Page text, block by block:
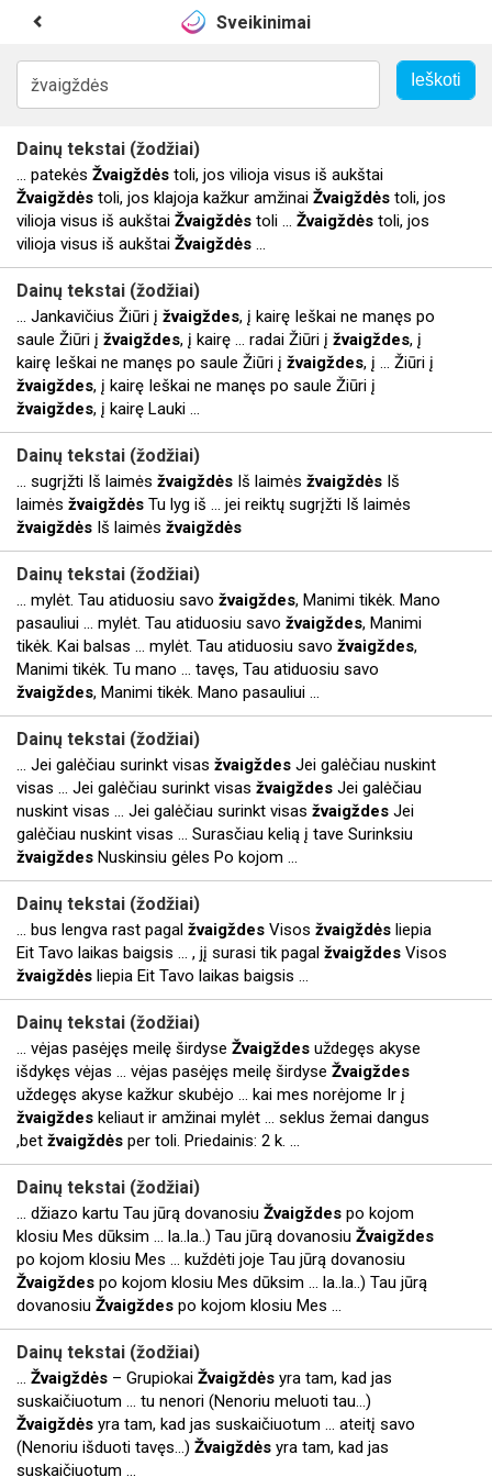
Sveikinimai
Dainų tekstai (žodžiai)
... patekės Žvaigždės toli, jos vilioja visus iš aukštai
Žvaigždės toli, jos klajoja kažkur amžinai Žvaigždės toli, jos
vilioja visus iš aukštai Žvaigždės toli ... Žvaigždės toli, jos
vilioja visus iš aukštai Žvaigždės ...
Dainų tekstai (žodžiai)
... Jankavičius Žiūri į žvaigždes, į kairę Ieškai ne manęs po
saule Žiūri į žvaigždes, į kairę ... radai Žiūri į žvaigždes, į
kairę Ieškai ne manęs po saule Žiūri į žvaigždes, į ... Žiūri į
žvaigždes, į kairę Ieškai ne manęs po saule Žiūri į
žvaigždes, į kairę Lauki ...
Dainų tekstai (žodžiai)
... sugrįžti Iš laimės žvaigždės Iš laimės žvaigždės Iš
laimės žvaigždės Tu lyg iš ... jei reiktų sugrįžti Iš laimės
žvaigždės Iš laimės žvaigždės
Dainų tekstai (žodžiai)
... mylėt. Tau atiduosiu savo žvaigždes, Manimi tikėk. Mano
pasauliui ... mylėt. Tau atiduosiu savo žvaigždes, Manimi
tikėk. Kai balsas ... mylėt. Tau atiduosiu savo žvaigždes,
Manimi tikėk. Tu mano ... tavęs, Tau atiduosiu savo
žvaigždes, Manimi tikėk. Mano pasauliui ...
Dainų tekstai (žodžiai)
... Jei galėčiau surinkt visas žvaigždes Jei galėčiau nuskint
visas ... Jei galėčiau surinkt visas žvaigždes Jei galėčiau
nuskint visas ... Jei galėčiau surinkt visas žvaigždes Jei
galėčiau nuskint visas ... Surasčiau kelią į tave Surinksiu
žvaigždes Nuskinsiu gėles Po kojom ...
Dainų tekstai (žodžiai)
... bus lengva rast pagal žvaigždes Visos žvaigždės liepia
Eit Tavo laikas baigsis ... , jį surasi tik pagal žvaigždes Visos
žvaigždės liepia Eit Tavo laikas baigsis ...
Dainų tekstai (žodžiai)
... vėjas pasėjęs meilę širdyse Žvaigždes uždegęs akyse
išdykęs vėjas ... vėjas pasėjęs meilę širdyse Žvaigždes
uždegęs akyse kažkur skubėjo ... kai mes norėjome Ir į
žvaigždes keliaut ir amžinai mylėt ... seklus žemai dangus
,bet žvaigždės per toli. Priedainis: 2 k. ...
Dainų tekstai (žodžiai)
... džiazo kartu Tau jūrą dovanosiu Žvaigždes po kojom
klosiu Mes dūksim ... la..la..) Tau jūrą dovanosiu Žvaigždes
po kojom klosiu Mes ... kuždėti joje Tau jūrą dovanosiu
Žvaigždes po kojom klosiu Mes dūksim ... la..la..) Tau jūrą
dovanosiu Žvaigždes po kojom klosiu Mes ...
Dainų tekstai (žodžiai)
... Žvaigždės – Grupiokai Žvaigždės yra tam, kad jas
suskaičiuotum ... tu nenori (Nenoriu meluoti tau…)
Žvaigždės yra tam, kad jas suskaičiuotum ... ateitį savo
(Nenoriu išduoti tavęs…) Žvaigždės yra tam, kad jas
suskaičiuotum ...